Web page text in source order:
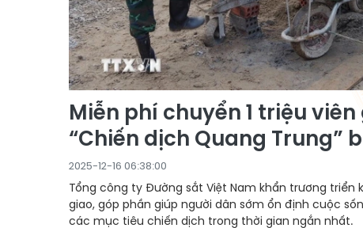
Miễn phí chuyển 1 triệu
“Chiến dịch Quang Trung”
2025-12-16 06:38:00
Tổng công ty Đường sắt Việt Nam khẩn trương triển
giao, góp phần giúp người dân sớm ổn định cuộc
các mục tiêu chiến dịch trong thời gian ngắn nhất.